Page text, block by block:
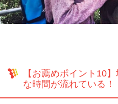
【お薦めポイント10
な時間が流れている！